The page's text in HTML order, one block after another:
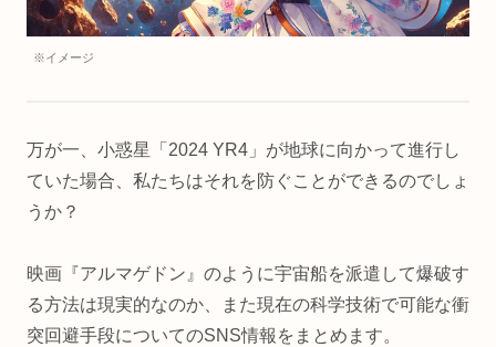
※イメージ
万が一、小惑星「2024 YR4」が地球に向かって進行し
ていた場合、私たちはそれを防ぐことができるのでしょ
うか？
映画『アルマゲドン』のように宇宙船を派遣して爆破す
る方法は現実的なのか、また現在の科学技術で可能な衝
突回避手段についてのSNS情報をまとめます。